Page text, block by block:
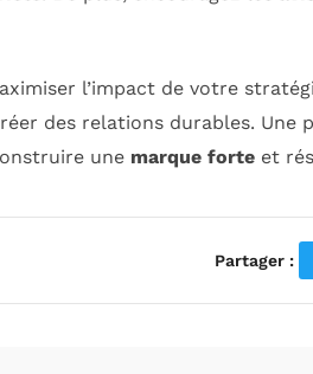
l’impact de votre
des relations durables. Une
une marque forte et
Partager :